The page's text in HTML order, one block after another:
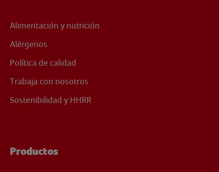
Alimentación y nutrición
Alérgenos
Política de calidad
Trabaja con nosotros
Sostenibilidad y HHRR
Productos